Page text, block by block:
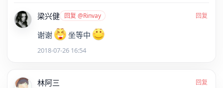
梁兴健 回复 @Rinvay 回复
谢谢 坐等中
2018-07-26 16:54
林阿三 回复